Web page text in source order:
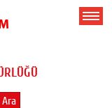
Ara